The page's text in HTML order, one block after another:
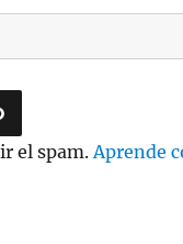
el spam.Aprende